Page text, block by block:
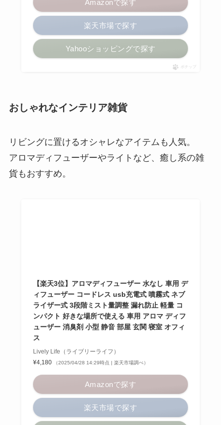
Amazonで探す
楽天市場で探す
Yahooショッピングで探す
ポチップ
おしゃれなインテリア雑貨
リビングに置けるオシャレなアイテムも人気。
アロマディフューザーやライトなど、癒し系の雑
貨もおすすめ。
【楽天3位】アロマディフューザー 水なし 車用 デ
ィフューザー コードレス usb充電式 噴霧式 ネブ
ライザー式 3段階ミスト量調整 漏れ防止 軽量 コ
ンパクト 好きな場所で使える 車用 アロマ ディフ
ューザー 消臭剤 小型 静音 部屋 玄関 寝室 オフィ
ス
Lively Life（ライブリーライフ）
¥4,180
（2025/04/28 14:29時点 | 楽天市場調べ）
Amazonで探す
楽天市場で探す